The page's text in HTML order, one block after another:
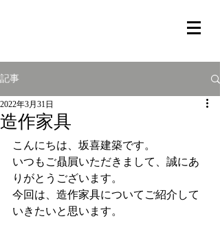
記事
造作家具
2022年3月31日
こんにちは、坂喜建築です。
いつもご贔屓いただきまして、誠にあ
りがとうございます。
今回は、造作家具についてご紹介して
いきたいと思います。